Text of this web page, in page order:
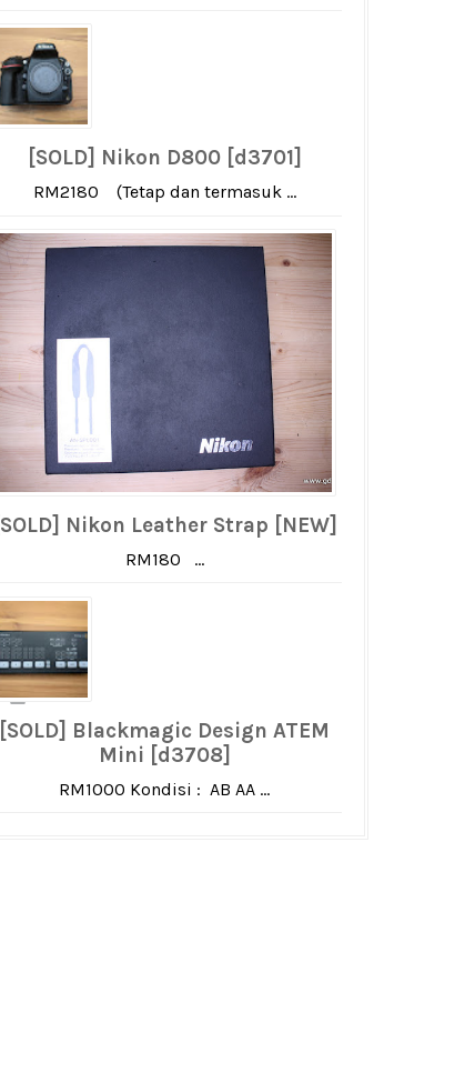
[SOLD] Nikon D800 [d3701]
RM2180 (Tetap dan termasuk ...
[SOLD] Nikon Leather Strap [NEW]
RM180 ...
[SOLD] Blackmagic Design ATEM
Mini [d3708]
RM1000 Kondisi : AB AA ...